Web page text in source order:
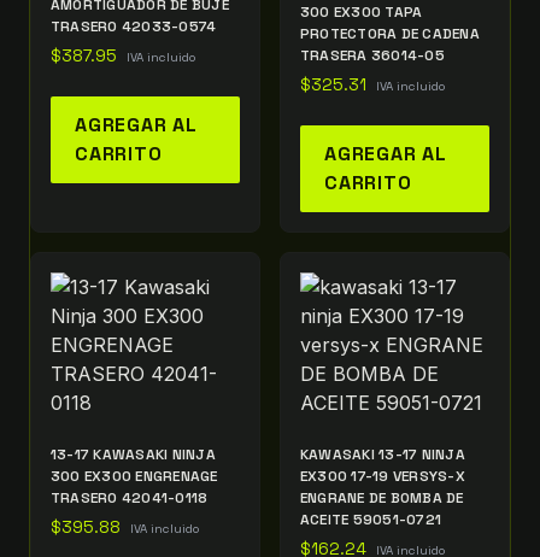
AMORTIGUADOR DE BUJE
TRASERO 42033-0574
$387.95 IVA incluido
AGREGAR AL
CARRITO
300 EX300 TAPA
PROTECTORA DE CADENA
TRASERA 36014-05
$325.31 IVA incluido
AGREGAR AL
CARRITO
13-17 KAWASAKI NINJA
300 EX300 ENGRENAGE
TRASERO 42041-0118
$395.88 IVA incluido
KAWASAKI 13-17 NINJA
EX300 17-19 VERSYS-X
ENGRANE DE BOMBA DE
ACEITE 59051-0721
$162.24 IVA incluido